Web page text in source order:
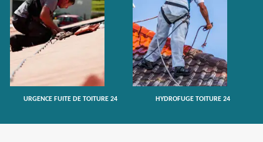
URGENCE FUITE DE TOITURE 24 HYDROFUGE TOITURE 24